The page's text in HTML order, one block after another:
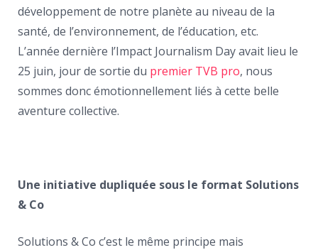
développement de notre planète au niveau de la
santé, de l’environnement, de l’éducation, etc.
L’année dernière l’Impact Journalism Day avait lieu le
25 juin, jour de sortie du premier TVB pro, nous
sommes donc émotionnellement liés à cette belle
aventure collective.
Une initiative dupliquée sous le format Solutions
& Co
Solutions & Co c’est le même principe mais